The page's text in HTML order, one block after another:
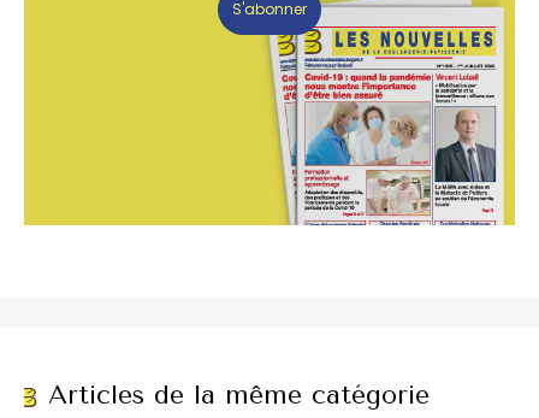
S'abonner
Articles de la même catégorie